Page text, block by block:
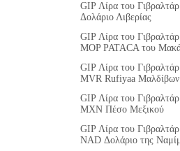
GIP Λίρα του
Δολάριο Λιβερίας
GIP Λίρα του
MOP PATACA του
GIP Λίρα του
MVR Rufiyaa Μαλδίβων
GIP Λίρα του
MXN Πέσο Μεξικού
GIP Λίρα του
NAD Δολάριο της